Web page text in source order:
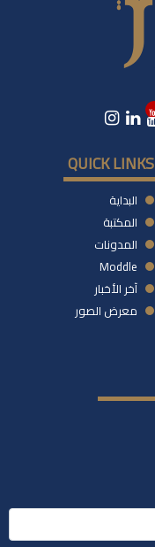
QUICK LINKS
البداية
المكتبة
المدونات
Moddle
آخر الأخبار
معرض الصور